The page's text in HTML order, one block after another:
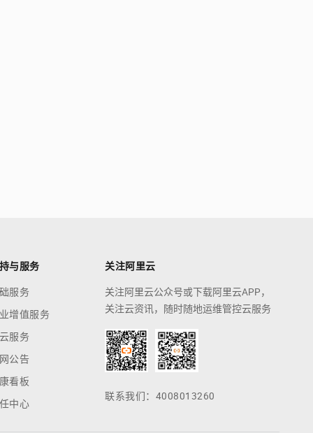
与服务
服务
增值服务
服务
公告
看板
中心
关注阿里云
关注阿里云公众号或下载阿里云APP，
关注云资讯，随时随地运维管控云服务
联系我们：4008013260